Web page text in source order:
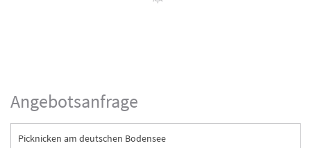
Angebotsanfrage
Picknicken am deutschen Bodensee